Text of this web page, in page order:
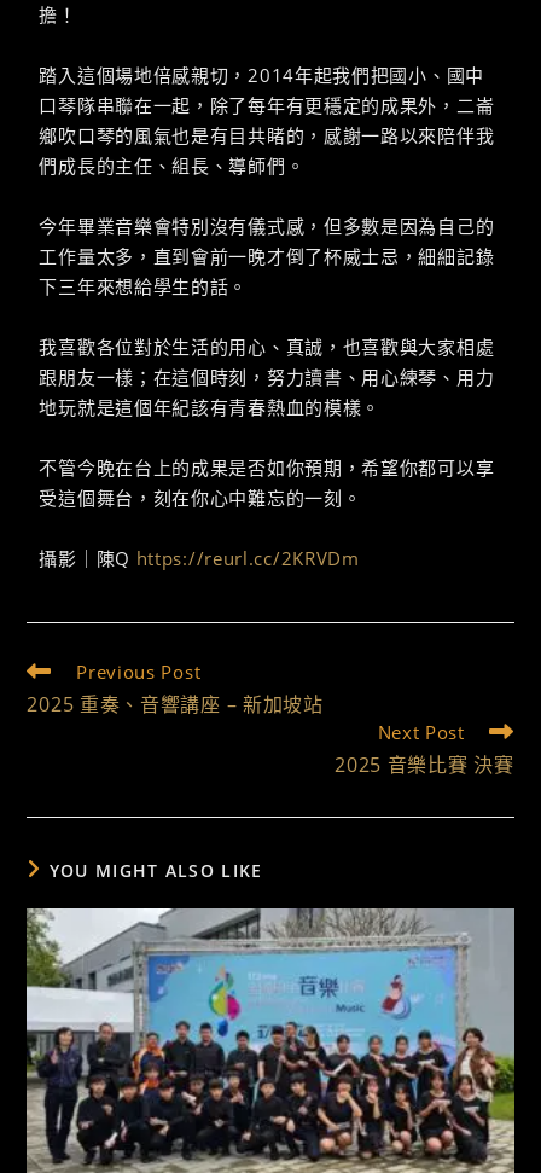
擔！
踏入這個場地倍感親切，2014年起我們把國小、國中
口琴隊串聯在一起，除了每年有更穩定的成果外，二崙
鄉吹口琴的風氣也是有目共睹的，感謝一路以來陪伴我
們成長的主任、組長、導師們。
今年畢業音樂會特別沒有儀式感，但多數是因為自己的
工作量太多，直到會前一晚才倒了杯威士忌，細細記錄
下三年來想給學生的話。
我喜歡各位對於生活的用心、真誠，也喜歡與大家相處
跟朋友一樣；在這個時刻，努力讀書、用心練琴、用力
地玩就是這個年紀該有青春熱血的模樣。
不管今晚在台上的成果是否如你預期，希望你都可以享
受這個舞台，刻在你心中難忘的一刻。
攝影｜陳Q https://reurl.cc/2KRVDm
Previous Post
2025 重奏、音響講座 – 新加坡站
Next Post
2025 音樂比賽 決賽
YOU MIGHT ALSO LIKE